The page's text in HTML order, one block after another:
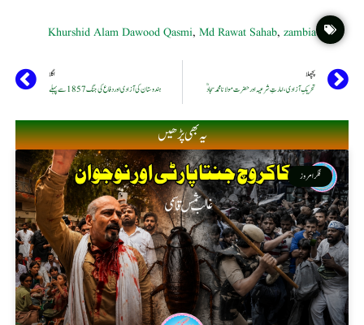
Khurshid Alam Dawood Qasmi,Md Rawat Sahab,zambia
پچھلا
تحریکِ آزادی، امارتِ شرعیہ اور حضرت مولانا محمد سجادؒ
اگلا
ہندوستان کی آزادی اور دفاع کی جنگ 1857 سے پہلے
یہ بھی پڑھیں
فکر امروز